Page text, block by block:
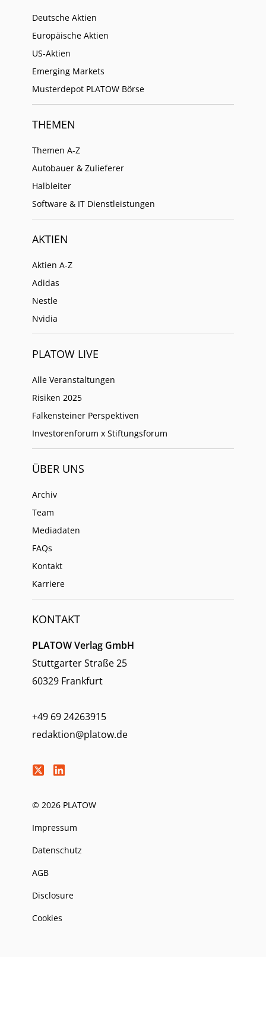
Deutsche Aktien
Europäische Aktien
US-Aktien
Emerging Markets
Musterdepot PLATOW Börse
THEMEN
Themen A-Z
Autobauer & Zulieferer
Halbleiter
Software & IT Dienstleistungen
AKTIEN
Aktien A-Z
Adidas
Nestle
Nvidia
PLATOW LIVE
Alle Veranstaltungen
Risiken 2025
Falkensteiner Perspektiven
Investorenforum x Stiftungsforum
ÜBER UNS
Archiv
Team
Mediadaten
FAQs
Kontakt
Karriere
KONTAKT
PLATOW Verlag GmbH
Stuttgarter Straße 25
60329 Frankfurt
+49 69 24263915
redaktion@platow.de
© 2026 PLATOW
Impressum
Datenschutz
AGB
Disclosure
Cookies